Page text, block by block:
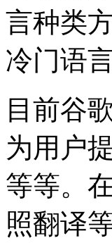
言种类
冷门语
目前谷
为用户
等等。
照翻译